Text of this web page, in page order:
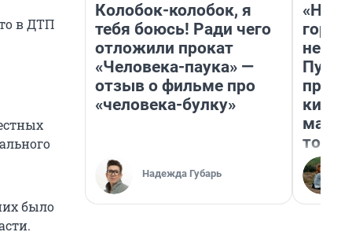
в ДТП
было
Колобок-колобок, я
тебя боюсь! Ради чего
отложили прокат
«Человека-паука» —
отзыв о фильме про
«человека-булку»
Надежда Губарь
«Нет
того